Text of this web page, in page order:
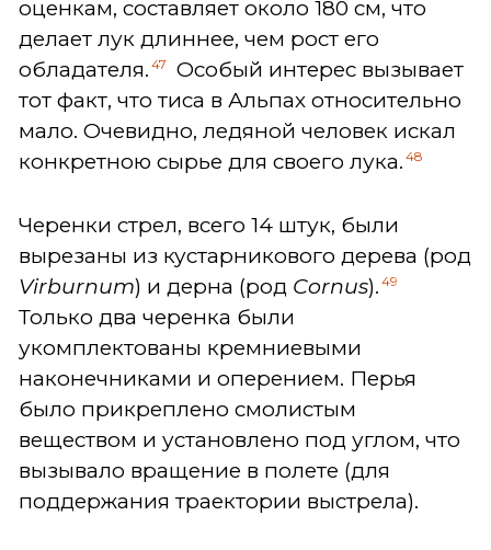
оценкам, составляет около 180 см, что
делает лук длиннее, чем рост его
обладателя. 47
Особый интерес вызывает
тот факт, что тиса в Альпах относительно
мало. Очевидно, ледяной человек искал
конкретною сырье для своего лука. 48
Черенки стрел, всего 14 штук, были
вырезаны из кустарникового дерева (род
Virburnum) и дерна (род Cornus). 49
Только два черенка были
укомплектованы кремниевыми
наконечниками и оперением. Перья
было прикреплено смолистым
веществом и установлено под углом, что
вызывало вращение в полете (для
поддержания траектории выстрела).